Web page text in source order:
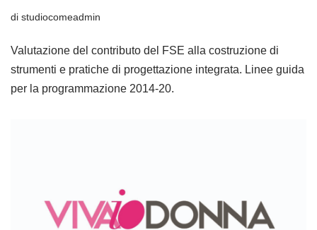
di studiocomeadmin
Valutazione del contributo del FSE alla costruzione di
strumenti e pratiche di progettazione integrata. Linee guida
per la programmazione 2014-20.